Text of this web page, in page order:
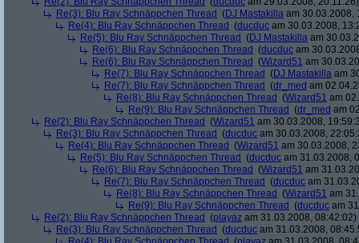
Re(3): Blu Ray Schnäppchen Thread (DJ Mastakilla am 30.03.2008,
Re(4): Blu Ray Schnäppchen Thread (ducduc am 30.03.2008,
Re(5): Blu Ray Schnäppchen Thread (DJ Mastakilla am
Re(6): Blu Ray Schnäppchen Thread (ducduc am
Re(6): Blu Ray Schnäppchen Thread (Wizard51 am
Re(7): Blu Ray Schnäppchen Thread (DJ Mastakilla am
Re(7): Blu Ray Schnäppchen Thread (dr_med am
Re(8): Blu Ray Schnäppchen Thread (Wizard51 am
Re(9): Blu Ray Schnäppchen Thread (dr_med am
Re(2): Blu Ray Schnäppchen Thread (Wizard51 am 30.03.2008,
Re(3): Blu Ray Schnäppchen Thread (ducduc am 30.03.2008,
Re(4): Blu Ray Schnäppchen Thread (Wizard51 am 30.03.2008,
Re(5): Blu Ray Schnäppchen Thread (ducduc am 31.03.2008,
Re(6): Blu Ray Schnäppchen Thread (Wizard51 am
Re(7): Blu Ray Schnäppchen Thread (ducduc am
Re(8): Blu Ray Schnäppchen Thread (Wizard51 am
Re(9): Blu Ray Schnäppchen Thread (ducduc am
Re(2): Blu Ray Schnäppchen Thread (playaz am 31.03.2008, 08:42:02)
Re(3): Blu Ray Schnäppchen Thread (ducduc am 31.03.2008,